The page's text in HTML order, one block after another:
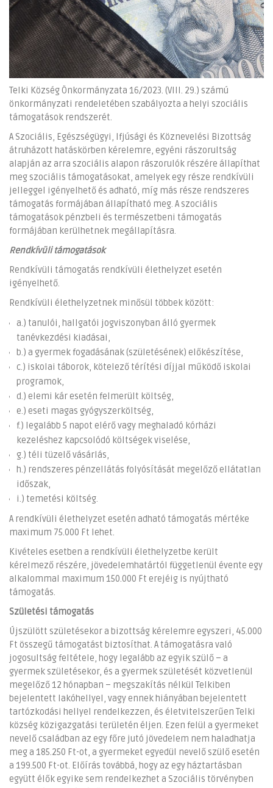
Telki Község Önkormányzata 16/2023. (VIII. 29.) számú
önkormányzati rendeletében szabályozta a helyi szociális
támogatások rendszerét.
A Szociális, Egészségügyi, Ifjúsági és Köznevelési Bizottság
átruházott hatáskörben kérelemre, egyéni rászorultság
alapján az arra szociális alapon rászorulók részére állapíthat
meg szociális támogatásokat, amelyek egy része rendkívüli
jelleggel igényelhető és adható, míg más része rendszeres
támogatás formájában állapítható meg. A szociális
támogatások pénzbeli és természetbeni támogatás
formájában kerülhetnek megállapításra.
Rendkívüli támogatások
Rendkívüli támogatás rendkívüli élethelyzet esetén
igényelhető.
Rendkívüli élethelyzetnek minősül többek között:
a.) tanulói, hallgatói jogviszonyban álló gyermek
tanévkezdési kiadásai,
b.) a gyermek fogadásának (születésének) előkészítése,
c.) iskolai táborok, kötelező térítési díjjal működő iskolai
programok,
d.) elemi kár esetén felmerült költség,
e.) eseti magas gyógyszerköltség,
f.) legalább 5 napot elérő vagy meghaladó kórházi
kezeléshez kapcsolódó költségek viselése,
g.) téli tüzelő vásárlás,
h.) rendszeres pénzellátás folyósítását megelőző ellátatlan
időszak,
i.) temetési költség.
A rendkívüli élethelyzet esetén adható támogatás mértéke
maximum 75.000 Ft lehet.
Kivételes esetben a rendkívüli élethelyzetbe került
kérelmező részére, jövedelemhatártól függetlenül évente egy
alkalommal maximum 150.000 Ft erejéig is nyújtható
támogatás.
Születési támogatás
Újszülött születésekor a bizottság kérelemre egyszeri, 45.000
Ft összegű támogatást biztosíthat. A támogatásra való
jogosultság feltétele, hogy legalább az egyik szülő – a
gyermek születésekor, és a gyermek születését közvetlenül
megelőző 12 hónapban – megszakítás nélkül Telkiben
bejelentett lakóhellyel, vagy ennek hiányában bejelentett
tartózkodási hellyel rendelkezzen, és életvitelszerűen Telki
község közigazgatási területén éljen. Ezen felül a gyermeket
nevelő családban az egy főre jutó jövedelem nem haladhatja
meg a 185.250 Ft-ot, a gyermeket egyedül nevelő szülő esetén
a 199.500 Ft-ot. Előírás továbbá, hogy az egy háztartásban
együtt élők egyike sem rendelkezhet a Szociális törvényben